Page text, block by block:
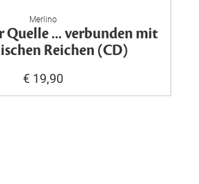
Merlino
Quelle ... verbunden mit
Reichen (CD)
€ 19,90